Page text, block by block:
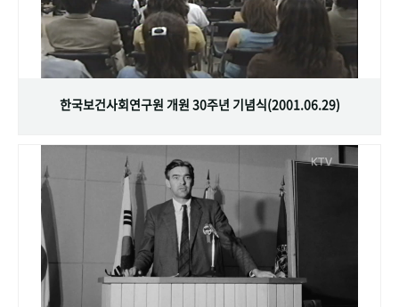
한국보건사회연구원 개원 30주년 기념식(2001.06.29)